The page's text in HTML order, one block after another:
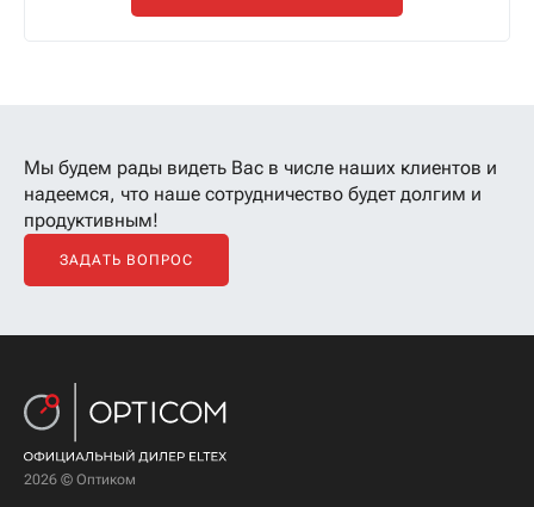
Мы будем рады видеть Вас в числе наших клиентов и
надеемся, что наше сотрудничество будет долгим и
продуктивным!
ЗАДАТЬ ВОПРОС
2026 © Оптиком